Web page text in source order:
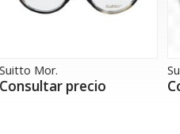
Suitto Yla.
Consultar precio